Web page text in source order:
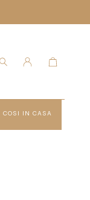
COSI IN CASA